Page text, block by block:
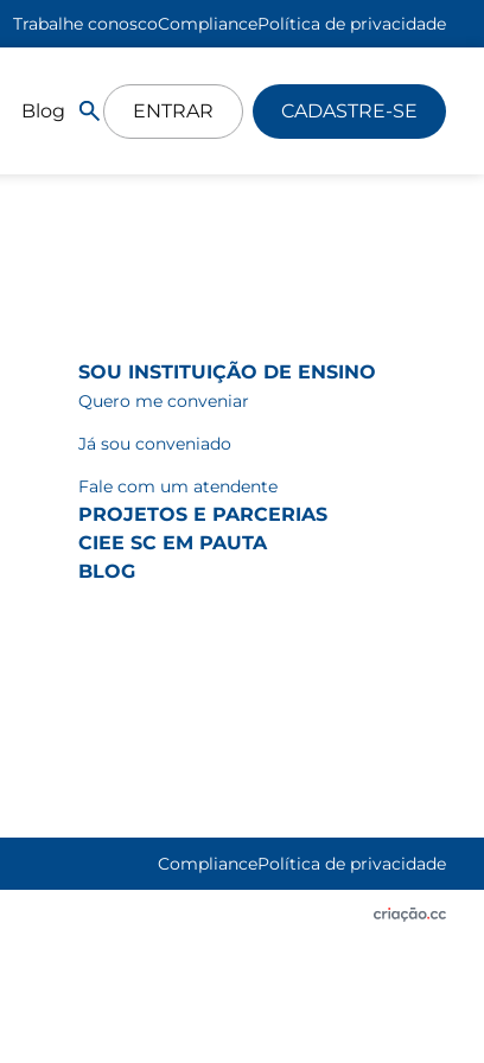
Trabalhe conoscoCompliancePolítica de privacidade
Blog ENTRAR CADASTRE-SE
SOU INSTITUIÇÃO DE ENSINO
Quero me conveniar
Já sou conveniado
Fale com um atendente
PROJETOS E PARCERIAS
CIEE SC EM PAUTA
BLOG
CompliancePolítica de privacidade